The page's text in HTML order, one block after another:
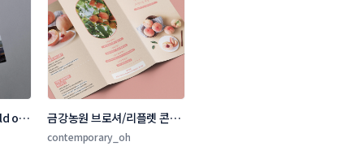
of
금강농원 브로셔/리플렛 콘테
스트
contemporary_oh